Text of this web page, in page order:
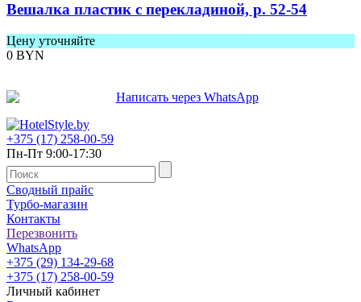
Вешалка пластик с перекладиной, р. 52-54
Цену уточняйте
0 BYN
+375 (17) 258-00-59
Пн-Пт 9:00-17:30
Сводный прайс
Турбо-магазин
Контакты
Перезвонить
WhatsApp
+375 (29) 134-29-68
+375 (17) 258-00-59
Личный кабинет